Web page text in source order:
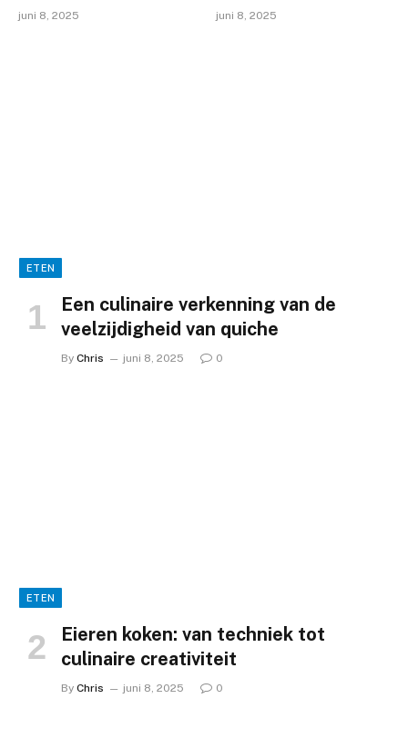
juni 8, 2025 juni 8, 2025
ETEN
Een culinaire verkenning van de
veelzijdigheid van quiche
By Chris juni 8, 2025 0
ETEN
Eieren koken: van techniek tot
culinaire creativiteit
By Chris juni 8, 2025 0